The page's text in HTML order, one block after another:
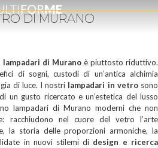
DI MURANO
di Murano è piuttosto riduttivo.
di sogni, custodi di un’antica alchimia
di luce. I nostri lampadari in vetro sono
un gusto ricercato e un’estetica del lusso
lampadari di Murano moderni che non
nel cuore del vetro l’arte
la storia delle proporzioni armoniche, la
in nuovi stilemi di design e ricerca